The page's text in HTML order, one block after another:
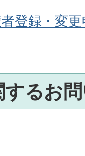
登録・変
するお